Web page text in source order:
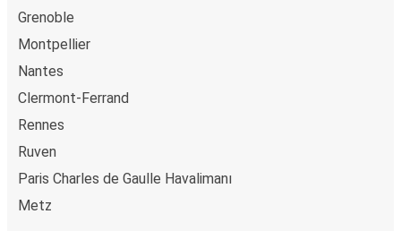
Grenoble
Montpellier
Nantes
Clermont-Ferrand
Rennes
Ruven
Paris Charles de Gaulle Havalimanı
Metz